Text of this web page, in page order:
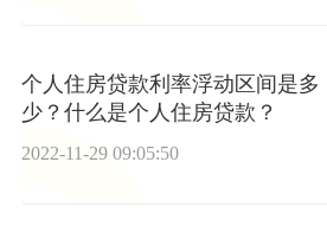
个人住房贷款利率浮动区间是多
少？什么是个人住房贷款？
2022-11-29 09:05:50